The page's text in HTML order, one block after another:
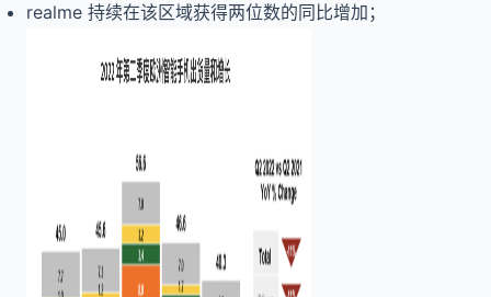
realme 持续在该区域获得两位数的同比增加；